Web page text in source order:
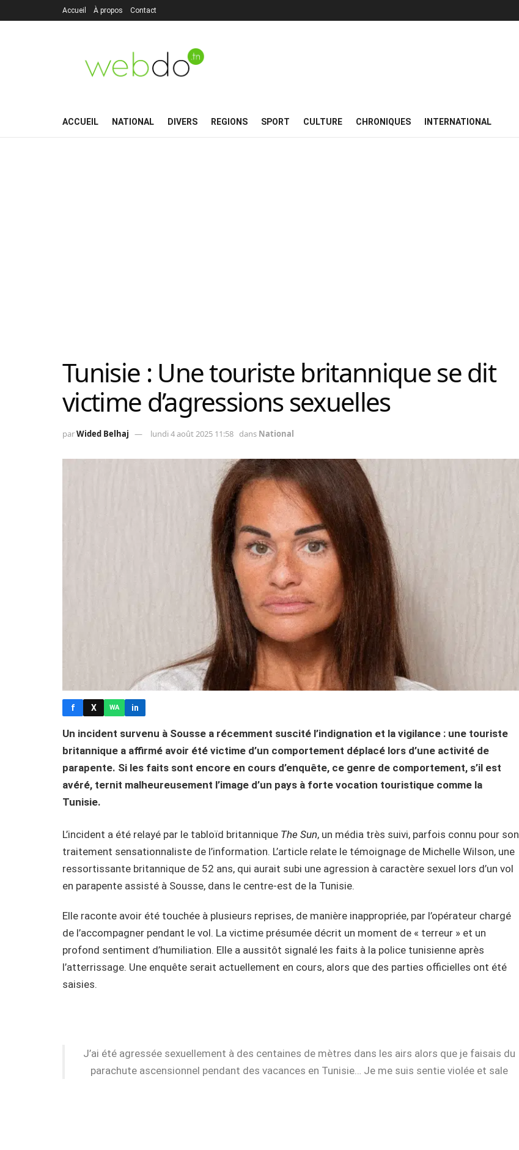
Accueil À propos Contact
ACCUEIL NATIONAL DIVERS REGIONS SPORT CULTURE CHRONIQUES INTERNATIONAL
Tunisie : Une touriste britannique se dit
victime d’agressions sexuelles
parWided Belhaj lundi 4 août 2025 11:58 dans National
f X WA in
Un incident survenu à Sousse a récemment suscité l’indignation et la vigilance : une touriste
britannique a affirmé avoir été victime d’un comportement déplacé lors d’une activité de
parapente. Si les faits sont encore en cours d’enquête, ce genre de comportement, s’il est
avéré, ternit malheureusement l’image d’un pays à forte vocation touristique comme la
Tunisie.
L’incident a été relayé par le tabloïd britannique The Sun, un média très suivi, parfois connu pour son
traitement sensationnaliste de l’information. L’article relate le témoignage de Michelle Wilson, une
ressortissante britannique de 52 ans, qui aurait subi une agression à caractère sexuel lors d’un vol
en parapente assisté à Sousse, dans le centre-est de la Tunisie.
Elle raconte avoir été touchée à plusieurs reprises, de manière inappropriée, par l’opérateur chargé
de l’accompagner pendant le vol. La victime présumée décrit un moment de « terreur » et un
profond sentiment d’humiliation. Elle a aussitôt signalé les faits à la police tunisienne après
l’atterrissage. Une enquête serait actuellement en cours, alors que des parties officielles ont été
saisies.
J’ai été agressée sexuellement à des centaines de mètres dans les airs alors que je faisais du
parachute ascensionnel pendant des vacances en Tunisie… Je me suis sentie violée et sale